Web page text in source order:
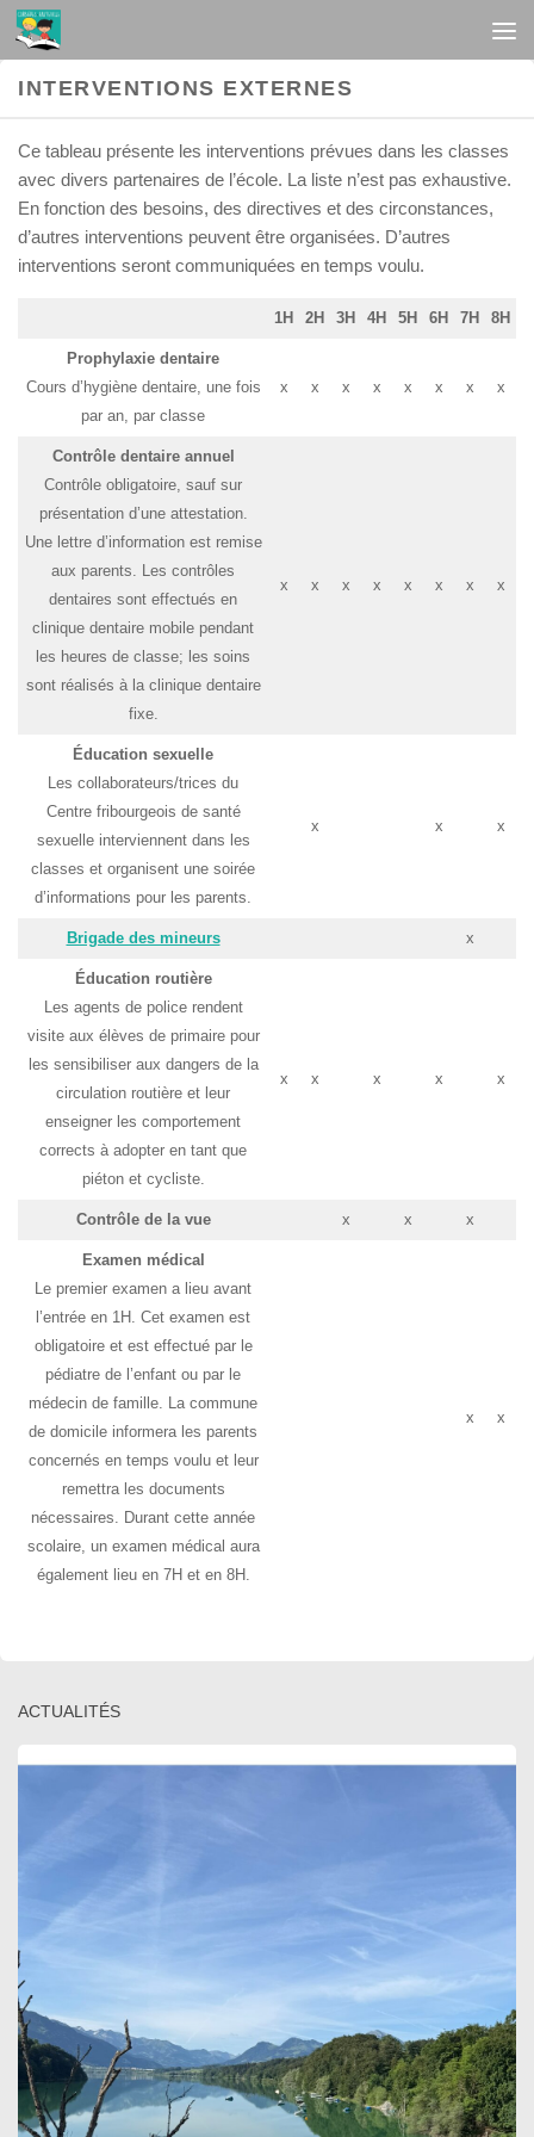
Au dessous du contenu
INTERVENTIONS EXTERNES
Ce tableau présente les interventions prévues dans les classes
avec divers partenaires de l’école. La liste n’est pas exhaustive.
En fonction des besoins, des directives et des circonstances,
d’autres interventions peuvent être organisées. D’autres
interventions seront communiquées en temps voulu.
1H 2H 3H 4H 5H 6H 7H 8H
Prophylaxie dentaire
Cours d’hygiène dentaire, une fois
par an, par classe
x x x x x x x x
Contrôle dentaire annuel
Contrôle obligatoire, sauf sur
présentation d’une attestation.
Une lettre d’information est remise
aux parents. Les contrôles
dentaires sont effectués en
clinique dentaire mobile pendant
les heures de classe; les soins
sont réalisés à la clinique dentaire
fixe.
x x x x x x x x
Éducation sexuelle
Les collaborateurs/trices du
Centre fribourgeois de santé
sexuelle interviennent dans les
classes et organisent une soirée
d’informations pour les parents.
x x x
Brigade des mineurs x
Éducation routière
Les agents de police rendent
visite aux élèves de primaire pour
les sensibiliser aux dangers de la
circulation routière et leur
enseigner les comportement
corrects à adopter en tant que
piéton et cycliste.
x x x x x
Contrôle de la vue x x x
Examen médical
Le premier examen a lieu avant
l’entrée en 1H. Cet examen est
obligatoire et est effectué par le
pédiatre de l’enfant ou par le
médecin de famille. La commune
de domicile informera les parents
concernés en temps voulu et leur
remettra les documents
nécessaires. Durant cette année
scolaire, un examen médical aura
également lieu en 7H et en 8H.
x x
ACTUALITÉS